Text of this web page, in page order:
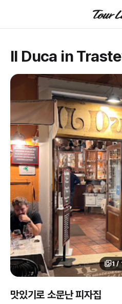
Il Duca in
1/
맛있기로 소문난 피자집